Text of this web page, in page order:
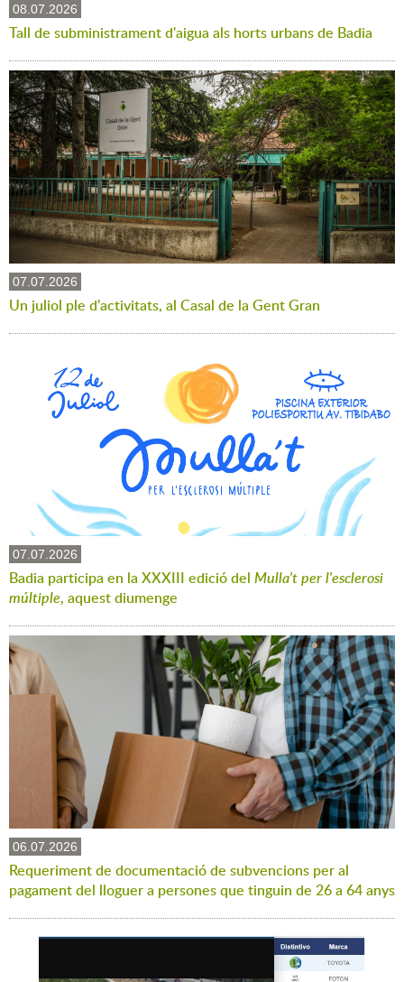
08.07.2026
Tall de subministrament d'aigua als horts urbans de Badia
07.07.2026
Un juliol ple d'activitats, al Casal de la Gent Gran
07.07.2026
Badia participa en la XXXIII edició del Mulla't per l'esclerosi
múltiple, aquest diumenge
06.07.2026
Requeriment de documentació de subvencions per al
pagament del lloguer a persones que tinguin de 26 a 64 anys